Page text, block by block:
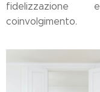
coinvolgimento.